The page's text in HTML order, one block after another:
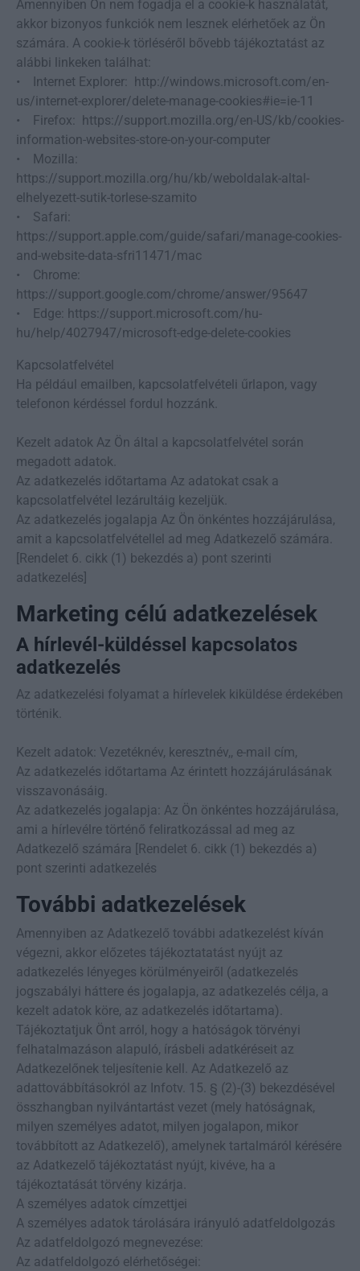
Amennyiben Ön nem fogadja el a cookie-k használatát,
akkor bizonyos funkciók nem lesznek elérhetőek az Ön
számára. A cookie-k törléséről bővebb tájékoztatást az
alábbi linkeken találhat:
• Internet Explorer: http://windows.microsoft.com/en-
us/internet-explorer/delete-manage-cookies#ie=ie-11
• Firefox: https://support.mozilla.org/en-US/kb/cookies-
information-websites-store-on-your-computer
• Mozilla:
https://support.mozilla.org/hu/kb/weboldalak-altal-
elhelyezett-sutik-torlese-szamito
• Safari:
https://support.apple.com/guide/safari/manage-cookies-
and-website-data-sfri11471/mac
• Chrome:
https://support.google.com/chrome/answer/95647
• Edge: https://support.microsoft.com/hu-
hu/help/4027947/microsoft-edge-delete-cookies
Kapcsolatfelvétel
Ha például emailben, kapcsolatfelvételi űrlapon, vagy
telefonon kérdéssel fordul hozzánk.
Kezelt adatok Az Ön által a kapcsolatfelvétel során
megadott adatok.
Az adatkezelés időtartama Az adatokat csak a
kapcsolatfelvétel lezárultáig kezeljük.
Az adatkezelés jogalapja Az Ön önkéntes hozzájárulása,
amit a kapcsolatfelvétellel ad meg Adatkezelő számára.
[Rendelet 6. cikk (1) bekezdés a) pont szerinti
adatkezelés]
Marketing célú adatkezelések
A hírlevél-küldéssel kapcsolatos
adatkezelés
Az adatkezelési folyamat a hírlevelek kiküldése érdekében
történik.
Kezelt adatok: Vezetéknév, keresztnév,, e-mail cím,
Az adatkezelés időtartama Az érintett hozzájárulásának
visszavonásáig.
Az adatkezelés jogalapja: Az Ön önkéntes hozzájárulása,
ami a hírlevélre történő feliratkozással ad meg az
Adatkezelő számára [Rendelet 6. cikk (1) bekezdés a)
pont szerinti adatkezelés
További adatkezelések
Amennyiben az Adatkezelő további adatkezelést kíván
végezni, akkor előzetes tájékoztatatást nyújt az
adatkezelés lényeges körülményeiről (adatkezelés
jogszabályi háttere és jogalapja, az adatkezelés célja, a
kezelt adatok köre, az adatkezelés időtartama).
Tájékoztatjuk Önt arról, hogy a hatóságok törvényi
felhatalmazáson alapuló, írásbeli adatkéréseit az
Adatkezelőnek teljesítenie kell. Az Adatkezelő az
adattovábbításokról az Infotv. 15. § (2)-(3) bekezdésével
összhangban nyilvántartást vezet (mely hatóságnak,
milyen személyes adatot, milyen jogalapon, mikor
továbbított az Adatkezelő), amelynek tartalmáról kérésére
az Adatkezelő tájékoztatást nyújt, kivéve, ha a
tájékoztatását törvény kizárja.
A személyes adatok címzettjei
A személyes adatok tárolására irányuló adatfeldolgozás
Az adatfeldolgozó megnevezése:
Az adatfeldolgozó elérhetőségei: